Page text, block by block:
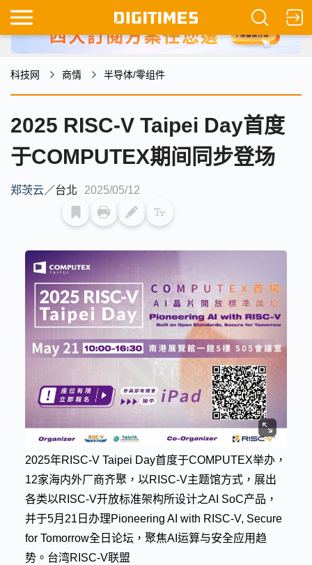
科技网 商情 半导体/零组件
2025 RISC-V Taipei Day首度
于COMPUTEX期间同步登场
郑茨云／台北 2025/05/12
2025年RISC-V Taipei Day首度于COMPUTEX举办，
12家海内外厂商齐聚，以RISC-V主题馆方式，展出
各类以RISC-V开放标准架构所设计之AI SoC产品，
并于5月21日办理Pioneering AI with RISC-V, Secure
for Tomorrow全日论坛，聚焦AI运算与安全应用趋
势。台湾RISC-V联盟